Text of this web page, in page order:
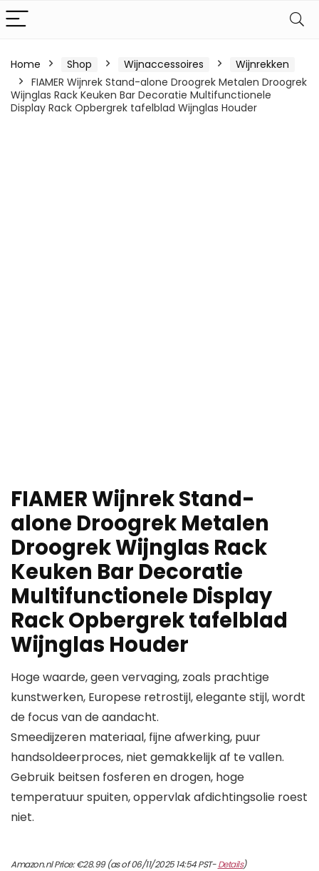
Home Shop Wijnaccessoires
Wijnrekken
FIAMER Wijnrek Stand-alone Droogrek Metalen Droogrek
Wijnglas Rack Keuken Bar Decoratie Multifunctionele
Display Rack Opbergrek tafelblad Wijnglas Houder
FIAMER Wijnrek Stand-
alone Droogrek Metalen
Droogrek Wijnglas Rack
Keuken Bar Decoratie
Multifunctionele Display
Rack Opbergrek tafelblad
Wijnglas Houder
Hoge waarde, geen vervaging, zoals prachtige
kunstwerken, Europese retrostijl, elegante stijl, wordt
de focus van de aandacht.
Smeedijzeren materiaal, fijne afwerking, puur
handsoldeerproces, niet gemakkelijk af te vallen.
Gebruik beitsen fosferen en drogen, hoge
temperatuur spuiten, oppervlak afdichtingsolie roest
niet.
Amazon.nl Price:€28.99(as of 06/11/2025 14:54 PST-Details)